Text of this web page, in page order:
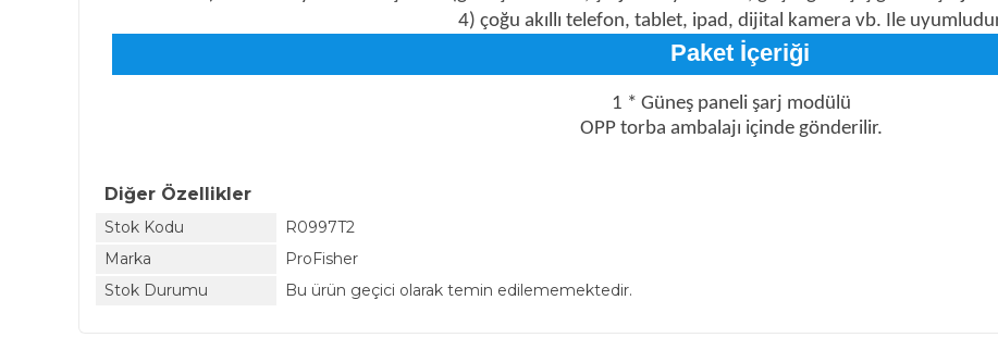
4) çoğu akıllı telefon, tablet, ipad, dijital kamera vb. Ile
Paket İçeriği
1 * Güneş paneli şarj modülü
OPP torba ambalajı içinde gönderilir.
Diğer Özellikler
Stok Kodu
R0997T2
Marka
ProFisher
Stok Durumu
Bu ürün geçici olarak temin edilememektedir.